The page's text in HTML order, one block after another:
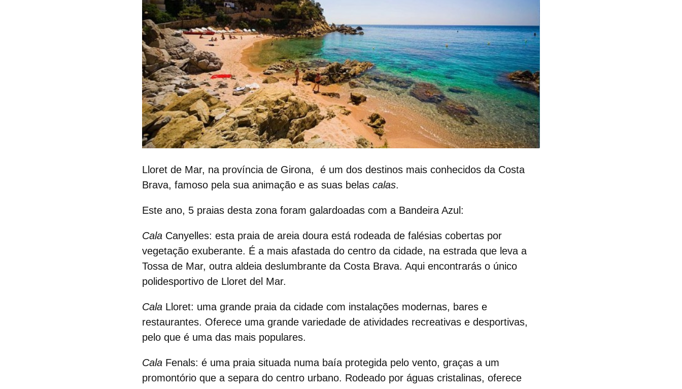
Lloret de Mar, na província de Girona, é um dos destinos mais conhecidos da Costa
Brava, famoso pela sua animação e as suas belas calas.
Este ano, 5 praias desta zona foram galardoadas com a Bandeira Azul:
Cala Canyelles: esta praia de areia doura está rodeada de falésias cobertas por
vegetação exuberante. É a mais afastada do centro da cidade, na estrada que leva a
Tossa de Mar, outra aldeia deslumbrante da Costa Brava. Aqui encontrarás o único
polidesportivo de Lloret del Mar.
Cala Lloret: uma grande praia da cidade com instalações modernas, bares e
restaurantes. Oferece uma grande variedade de atividades recreativas e desportivas,
pelo que é uma das mais populares.
Cala Fenals: é uma praia situada numa baía protegida pelo vento, graças a um
promontório que a separa do centro urbano. Rodeado por águas cristalinas, oferece